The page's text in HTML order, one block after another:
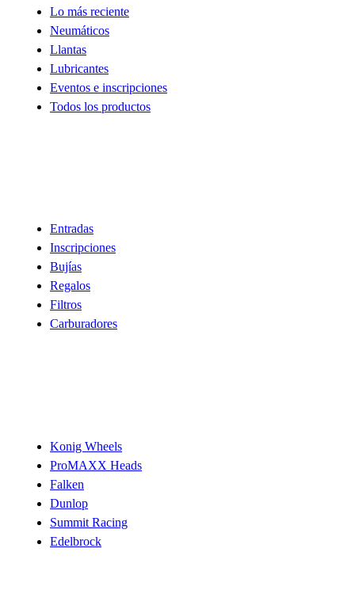
Lo más reciente
Neumáticos
Llantas
Lubricantes
Eventos e inscripciones
Todos los productos
Entradas
Inscripciones
Bujías
Regalos
Filtros
Carburadores
Konig Wheels
ProMAXX Heads
Falken
Dunlop
Summit Racing
Edelbrock